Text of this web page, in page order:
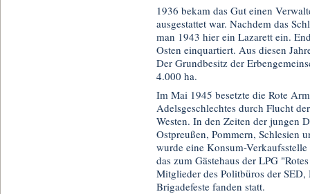
1936 bekam das Gut einen
ausgestattet war. Nachdem das
man 1943 hier ein Lazarett ein.
Osten einquartiert. Aus diesen
Der Grundbesitz der
4.000 ha.
Im Mai 1945 besetzte die Rote
Adelsgeschlechtes durch Flucht
Westen. In den Zeiten der jungen
Ostpreußen, Pommern, Schlesien
wurde eine Konsum-
das zum Gästehaus der LPG
Mitglieder des Politbüros der
Brigadefeste fanden statt.